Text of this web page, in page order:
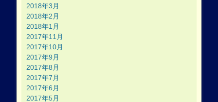
2018年3月
2018年2月
2018年1月
2017年11月
2017年10月
2017年9月
2017年8月
2017年7月
2017年6月
2017年5月